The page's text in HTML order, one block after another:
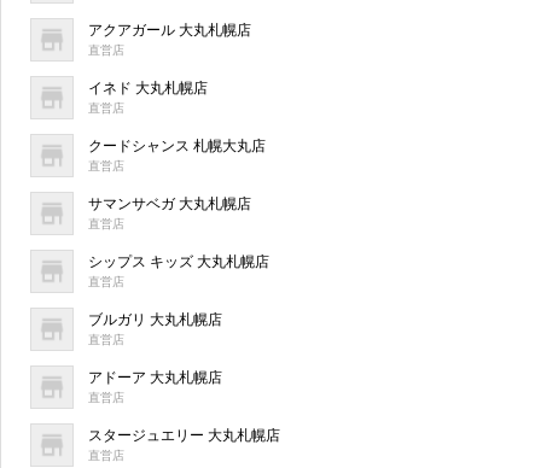
アクアガール 大丸札幌店
直営店
イネド 大丸札幌店
直営店
クードシャンス 札幌大丸店
直営店
サマンサベガ 大丸札幌店
直営店
シップス キッズ 大丸札幌店
直営店
ブルガリ 大丸札幌店
直営店
アドーア 大丸札幌店
直営店
スタージュエリー 大丸札幌店
直営店